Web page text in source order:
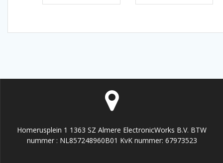
Homerusplein 1 1363 SZ Almere ElectronicWorks B.V. BTW
nummer : NL857248960B01 KvK nummer: 67973523